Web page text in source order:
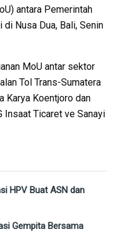
antara Pemerintah
Nusa Dua, Bali, Senin
MoU antar sektor
Tol Trans-Sumatera
Karya Koentjoro dan
Insaat Ticaret ve Sanayi
HPV Buat ASN dan
Gempita Bersama